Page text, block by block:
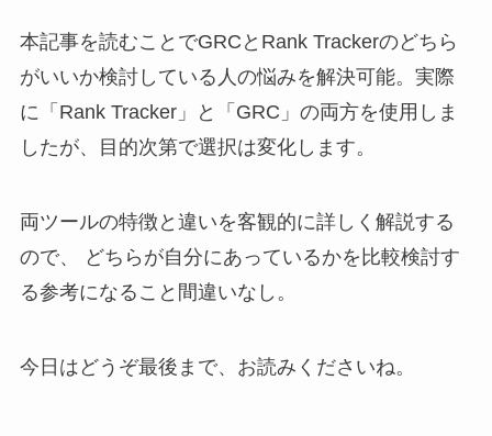
本記事を読むことでGRCとRank Trackerのどちら
がいいか検討している人の悩みを解決可能。実際
に「Rank Tracker」と「GRC」の両方を使用しま
したが、目的次第で選択は変化します。
両ツールの特徴と違いを客観的に詳しく解説する
ので、 どちらが自分にあっているかを比較検討す
る参考になること間違いなし。
今日はどうぞ最後まで、お読みくださいね。